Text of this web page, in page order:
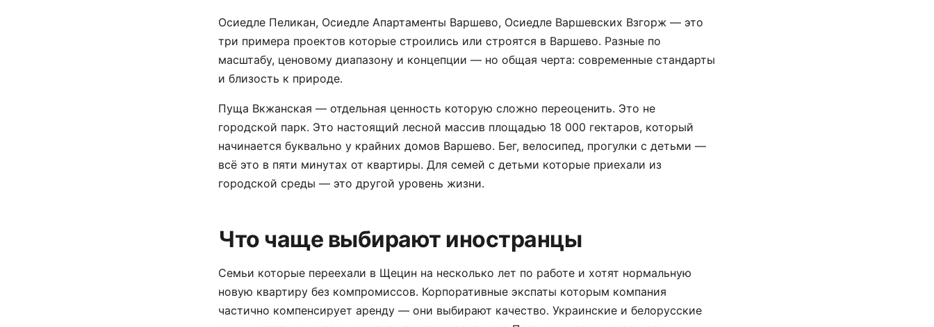
Осиедле Пеликан, Осиедле Апартаменты Варшево, Осиедле Варшевских Взгорж — это
три примера проектов которые строились или строятся в Варшево. Разные по
масштабу, ценовому диапазону и концепции — но общая черта: современные стандарты
и близость к природе.
Пуща Вкжанская — отдельная ценность которую сложно переоценить. Это не
городской парк. Это настоящий лесной массив площадью 18 000 гектаров, который
начинается буквально у крайних домов Варшево. Бег, велосипед, прогулки с детьми —
всё это в пяти минутах от квартиры. Для семей с детьми которые приехали из
городской среды — это другой уровень жизни.
Что чаще выбирают иностранцы
Семьи которые переехали в Щецин на несколько лет по работе и хотят нормальную
новую квартиру без компромиссов. Корпоративные экспаты которым компания
частично компенсирует аренду — они выбирают качество. Украинские и белорусские